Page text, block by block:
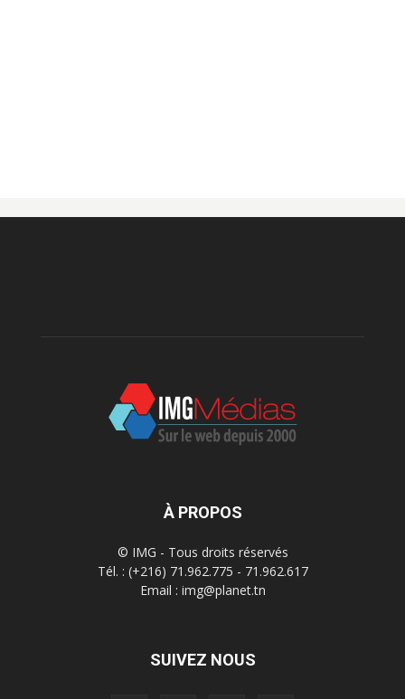
À PROPOS
© IMG - Tous droits réservés
Tél. : (+216) 71.962.775 - 71.962.617
Email : img@planet.tn
SUIVEZ NOUS